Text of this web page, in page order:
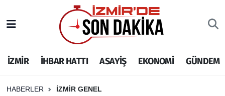
İZMİR İHBAR HATTI ASAYİŞ EKONOMİ GÜNDEM
HABERLER İZMİR GENEL
İHBAR HATTI
DEPREM
İzmir Nöbetçi Eczaneler
İzmir Hava Durumu
İzmir Namaz Vakitleri